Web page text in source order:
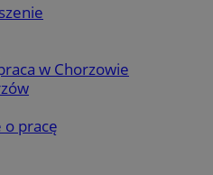
w Chorzowie
o pracę